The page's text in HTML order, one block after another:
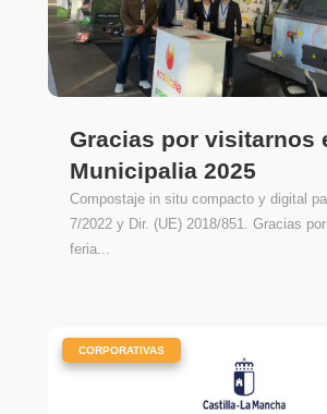
Gracias por visitarnos
Municipalia 2025
Compostaje in situ compacto y digital
7/2022 y Dir. (UE) 2018/851. Gracias
feria...
CORPORATIVAS